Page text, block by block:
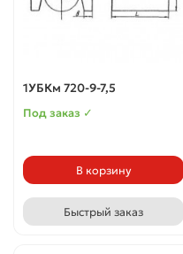
1УБКм 720-9-7,5
Под заказ ✓
В корзину
Быстрый заказ